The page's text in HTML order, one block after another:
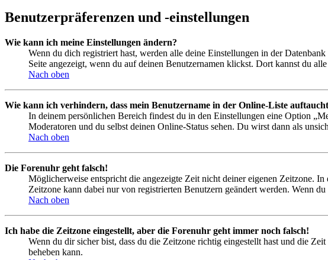
Benutzerpräferenzen und -einstellungen
Wie kann ich meine Einstellungen ändern?
Wenn du dich registriert hast, werden alle deine Einstellungen in der
Seite angezeigt, wenn du auf deinen Benutzernamen klickst. Dort kannst du
Nach oben
Wie kann ich verhindern, dass mein Benutzername in der Online-Liste
In deinem persönlichen Bereich findest du in den Einstellungen eine Option
Moderatoren und du selbst deinen Online-Status sehen. Du wirst dann als
Nach oben
Die Forenuhr geht falsch!
Möglicherweise entspricht die angezeigte Zeit nicht deiner eigenen Zeitzone.
Zeitzone kann dabei nur von registrierten Benutzern geändert werden. Wenn
Nach oben
Ich habe die Zeitzone eingestellt, aber die Forenuhr geht immer noch falsch!
Wenn du dir sicher bist, dass du die Zeitzone richtig eingestellt hast und die
beheben kann.